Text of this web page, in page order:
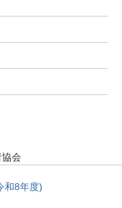
会
和8年度)